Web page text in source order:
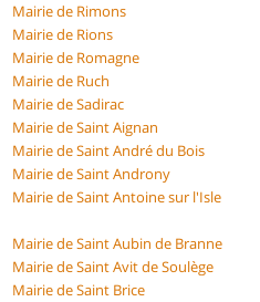
Mairie de Rimons
Mairie de Rions
Mairie de Romagne
Mairie de Ruch
Mairie de Sadirac
Mairie de Saint Aignan
Mairie de Saint André du Bois
Mairie de Saint Androny
Mairie de Saint Antoine sur l'Isle
Mairie de Saint Aubin de Branne
Mairie de Saint Avit de Soulège
Mairie de Saint Brice